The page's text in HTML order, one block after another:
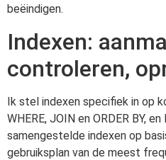
beëindigen.
Indexen:
controleren,
Ik stel indexen specifiek in op
WHERE, JOIN en ORDER BY,
samengestelde indexen op
gebruiksplan van de meest